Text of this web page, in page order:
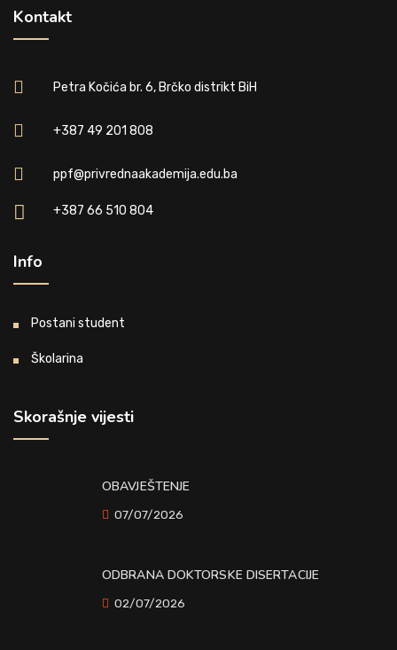
Kontakt
Petra Kočića br. 6, Brčko distrikt BiH
+387 49 201 808
ppf@privrednaakademija.edu.ba
+387 66 510 804
Info
Postani student
Školarina
Skorašnje vijesti
OBAVJEŠTENJE
07/07/2026
ODBRANA DOKTORSKE DISERTACIJE
02/07/2026